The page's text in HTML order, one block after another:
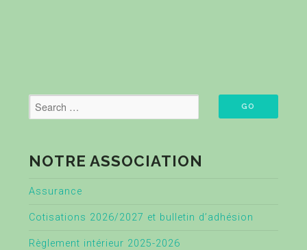
NOTRE ASSOCIATION
Assurance
Cotisations 2026/2027 et bulletin d’adhésion
Règlement intérieur 2025-2026